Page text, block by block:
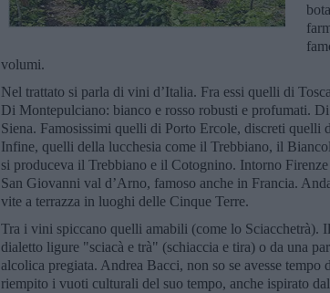
volumi.
Nel trattato si parla di vini d’Italia. Fra essi quelli di
Di Montepulciano: bianco e rosso robusti e profumati.
Siena. Famosissimi quelli di Porto Ercole, discreti
Infine, quelli della lucchesia come il Trebbiano, il
si produceva il Trebbiano e il Cotognino. Intorno
San Giovanni val d’Arno, famoso anche in Francia.
vite a terrazza in luoghi delle Cinque Terre.
Tra i vini spiccano quelli amabili (come lo Sciacchetrà).
dialetto ligure "sciacà e trà" (schiaccia e tira) o da una
alcolica pregiata. Andrea Bacci, non so se avesse
riempito i vuoti culturali del suo tempo, anche ispirato